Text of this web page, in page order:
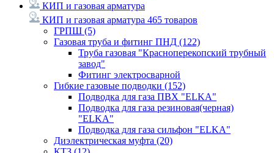
КИП и газовая арматура
КИП и газовая арматура 465 товаров
ГРПШ (5)
Газовая труба и фитинг ПНД (122)
Труба газовая "Красноперекопский трубный
завод"
Фитинг электросварной
Гибкие газовые подводки (152)
Подводка для газа ПВХ "ELKA"
Подводка для газа резиновая(черная)
"ELKA"
Подводка для газа сильфон "ELKA"
Диэлектрическая муфта (20)